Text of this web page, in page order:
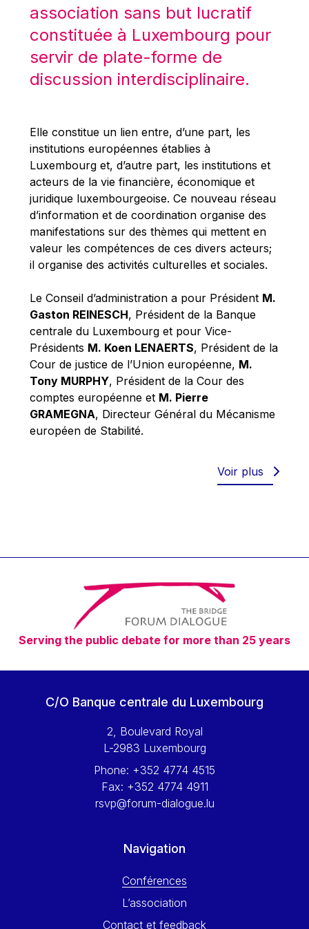
Robert Goebbels
Robert REYNDERS
Robert WEIDES
Rolf Tarrach
Tim Lankester
Timothy Radcliffe
Vaclav Klaus
Vassilios Skouris
Vítor Manuel da Silva Caldeira
Viviane Reding
Walter Hagg
Walter RADERMACHER
Werner Hoyer
Wolfgang Ketterle
Yasser Abed Rabbo
Yossi Beillin
Yves FRANCHET
Yves Mersch
association sans but lucratif
constituée à Luxembourg pour
servir de plate-forme de
discussion interdisciplinaire.
Elle constitue un lien entre, d’une part, les
institutions européennes établies à
Luxembourg et, d’autre part, les institutions et
acteurs de la vie financière, économique et
juridique luxembourgeoise. Ce nouveau réseau
d’information et de coordination organise des
manifestations sur des thèmes qui mettent en
valeur les compétences de ces divers acteurs;
il organise des activités culturelles et sociales.
Le Conseil d’administration a pour Président M.
Gaston REINESCH, Président de la Banque
centrale du Luxembourg et pour Vice-
Présidents M. Koen LENAERTS, Président de la
Cour de justice de l’Union européenne, M.
Tony MURPHY, Président de la Cour des
comptes européenne et M. Pierre
GRAMEGNA, Directeur Général du Mécanisme
européen de Stabilité.
Voir plus
Serving the public debate for more than 25 years
C/O Banque centrale du Luxembourg
2, Boulevard Royal
L-2983 Luxembourg
Phone: +352 4774 4515
Fax: +352 4774 4911
rsvp@forum-dialogue.lu
Navigation
Conférences
L’association
Contact et feedback